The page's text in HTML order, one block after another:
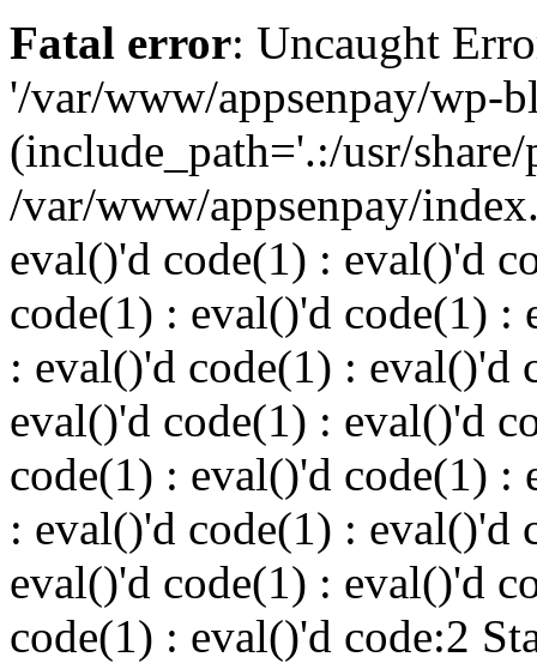
Fatal error: Uncaught
'/var/www/appsenpay/wp-
(include_path='.:/usr/
/var/www/appsenpay/
eval()'d code(1) : eval()'d
code(1) : eval()'d code(1) :
: eval()'d code(1) : eval()'d
eval()'d code(1) : eval()'d
code(1) : eval()'d code(1) :
: eval()'d code(1) : eval()'d
eval()'d code(1) : eval()'d
code(1) : eval()'d code:2